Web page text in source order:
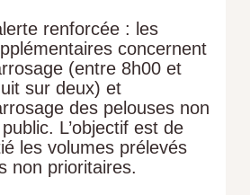
renforcée : les
concernent
(entre 8h00 et
sur deux) et
des pelouses non
L’objectif est de
les volumes prélevés
non prioritaires.